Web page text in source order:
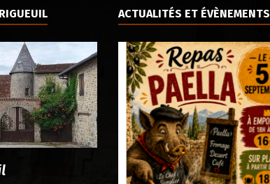
ACTUALITÉS ET ÉVÈNEMENTS